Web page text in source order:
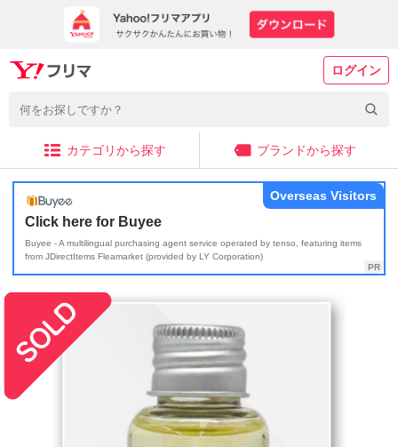
ログイン
カテゴリから探す ブランドから探す
Click here for Buyee
Buyee - A multilingual purchasing agent service operated by tenso, featuring items
from JDirectItems Fleamarket (provided by LY Corporation)
Overseas Visitors